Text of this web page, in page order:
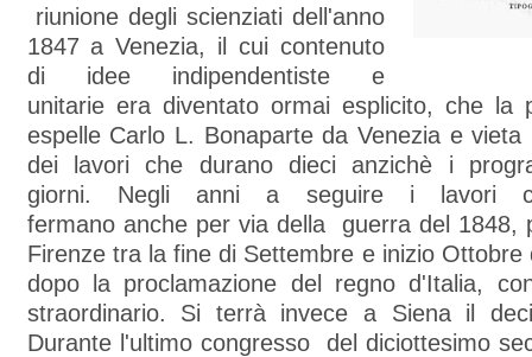
riunione degli scienziati dell'anno
1847 a Venezia, il cui contenuto
di idee indipendentiste e
unitarie era diventato ormai esplicito, che la
espelle Carlo L. Bonaparte da Venezia e vieta
dei lavori che durano dieci anzichè i
giorni. Negli anni a seguire i lavori
fermano anche per via della guerra del 1848,
Firenze tra la fine di Settembre e inizio Ottobre
dopo la proclamazione del regno d'Italia,
straordinario. Si terrà invece a Siena il
Durante l'ultimo congresso del diciottesimo